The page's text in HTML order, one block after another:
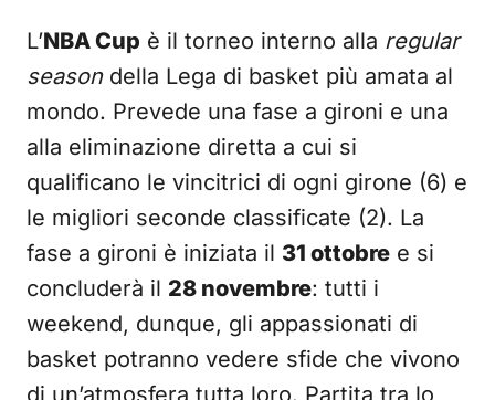
L’NBA Cup è il torneo interno alla regular
seasondella Lega di basket più amata al
mondo. Prevede una fase a gironi e una
alla eliminazione diretta a cui si
qualificano le vincitrici di ogni girone (6) e
le migliori seconde classificate (2). La
fase a gironi è iniziata il 31 ottobre e si
concluderà il 28 novembre: tutti i
weekend, dunque, gli appassionati di
basket potranno vedere sfide che vivono
di un’atmosfera tutta loro. Partita tra lo